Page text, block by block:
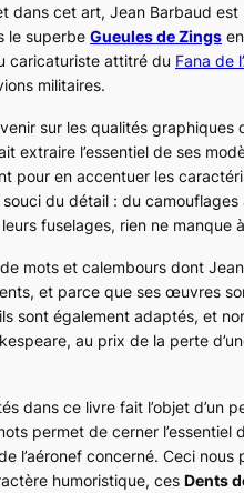
dans cet art, Jean Barbaud est
le superbe Gueules de Zings
caricaturiste attitré du Fana de
militaires.
sur les qualités graphiques
extraire l’essentiel de ses
pour en accentuer les
du détail : du camouflages
fuselages, rien ne manque à
mots et calembours dont
et parce que ses œuvres
sont également adaptés, et
au prix de la perte
dans ce livre fait l’objet d’un
permet de cerner l’essentiel
l’aéronef concerné. Ceci nous
humoristique, ces Dents